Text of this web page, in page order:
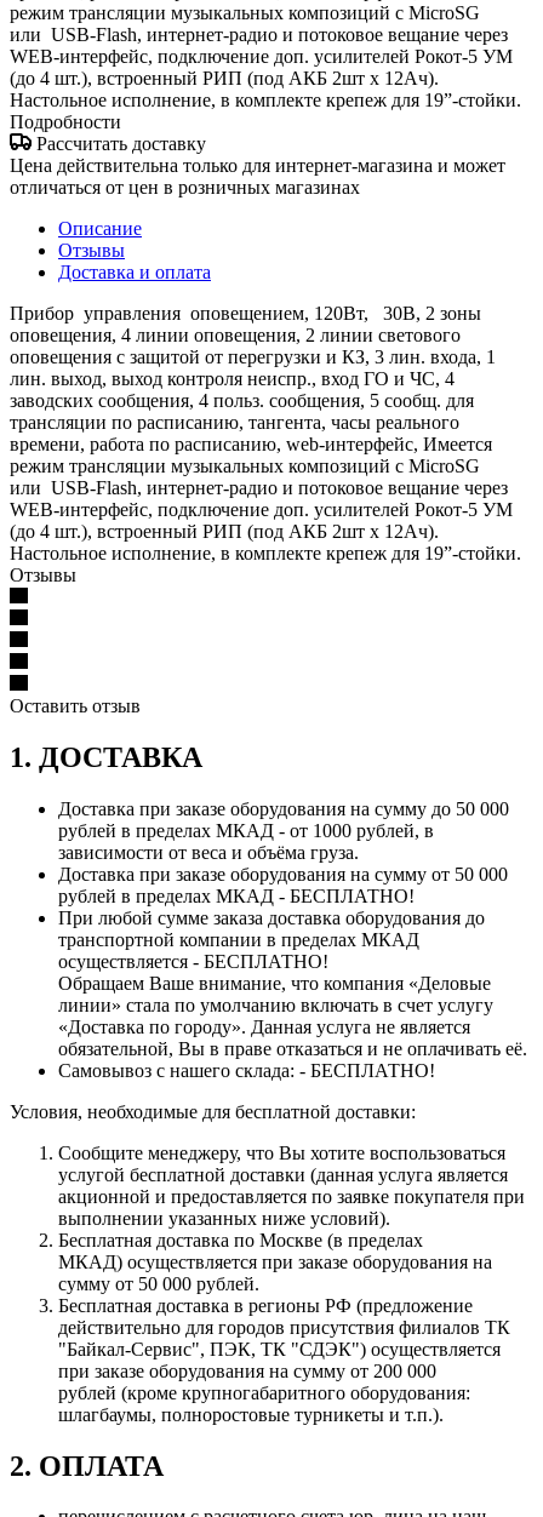
режим трансляции музыкальных композиций с MicroSG
или USB-Flash, интернет-радио и потоковое вещание через
WEB-интерфейс, подключение доп. усилителей Рокот-5 УМ
(до 4 шт.), встроенный РИП (под АКБ 2шт х 12Ач).
Настольное исполнение, в комплекте крепеж для 19”-стойки.
Подробности
Рассчитать доставку
Цена действительна только для интернет-магазина и может
отличаться от цен в розничных магазинах
Описание
Отзывы
Доставка и оплата
Прибор управления оповещением, 120Вт, 30В, 2 зоны
оповещения, 4 линии оповещения, 2 линии светового
оповещения с защитой от перегрузки и КЗ, 3 лин. входа, 1
лин. выход, выход контроля неиспр., вход ГО и ЧС, 4
заводских сообщения, 4 польз. сообщения, 5 сообщ. для
трансляции по расписанию, тангента, часы реального
времени, работа по расписанию, web-интерфейс, Имеется
режим трансляции музыкальных композиций с MicroSG
или USB-Flash, интернет-радио и потоковое вещание через
WEB-интерфейс, подключение доп. усилителей Рокот-5 УМ
(до 4 шт.), встроенный РИП (под АКБ 2шт х 12Ач).
Настольное исполнение, в комплекте крепеж для 19”-стойки.
Отзывы
Оставить отзыв
1. ДОСТАВКА
Доставка при заказе оборудования на сумму до 50 000
рублей в пределах МКАД - от 1000 рублей, в
зависимости от веса и объёма груза.
Доставка при заказе оборудования на сумму от 50 000
рублей в пределах МКАД - БЕСПЛАТНО!
При любой сумме заказа доставка оборудования до
транспортной компании в пределах МКАД
осуществляется - БЕСПЛАТНО!
Обращаем Ваше внимание, что компания «Деловые
линии» стала по умолчанию включать в счет услугу
«Доставка по городу». Данная услуга не является
обязательной, Вы в праве отказаться и не оплачивать её.
Самовывоз с нашего склада: - БЕСПЛАТНО!
Условия, необходимые для бесплатной доставки:
Сообщите менеджеру, что Вы хотите воспользоваться
услугой бесплатной доставки (данная услуга является
акционной и предоставляется по заявке покупателя при
выполнении указанных ниже условий).
Бесплатная доставка по Москве (в пределах
МКАД) осуществляется при заказе оборудования на
сумму от 50 000 рублей.
Бесплатная доставка в регионы РФ (предложение
действительно для городов присутствия филиалов ТК
"Байкал-Сервис", ПЭК, ТК "СДЭК") осуществляется
при заказе оборудования на сумму от 200 000
рублей (кроме крупногабаритного оборудования:
шлагбаумы, полноростовые турникеты и т.п.).
2. ОПЛАТА